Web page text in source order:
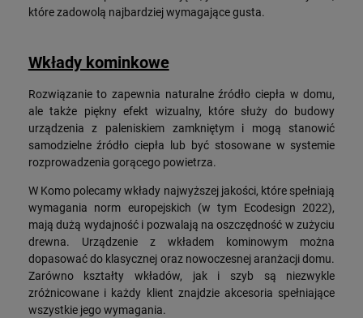
które zadowolą najbardziej wymagające gusta.
Wkłady kominkowe
Rozwiązanie to zapewnia naturalne źródło ciepła w domu,
ale także piękny efekt wizualny, które służy do budowy
urządzenia z paleniskiem zamkniętym i mogą stanowić
samodzielne źródło ciepła lub być stosowane w systemie
rozprowadzenia gorącego powietrza.
W Komo polecamy wkłady najwyższej jakości, które spełniają
wymagania norm europejskich (w tym Ecodesign 2022),
mają dużą wydajność i pozwalają na oszczędność w zużyciu
drewna. Urządzenie z wkładem kominowym można
dopasować do klasycznej oraz nowoczesnej aranżacji domu.
Zarówno kształty wkładów, jak i szyb są niezwykle
zróżnicowane i każdy klient znajdzie akcesoria spełniające
wszystkie jego wymagania.